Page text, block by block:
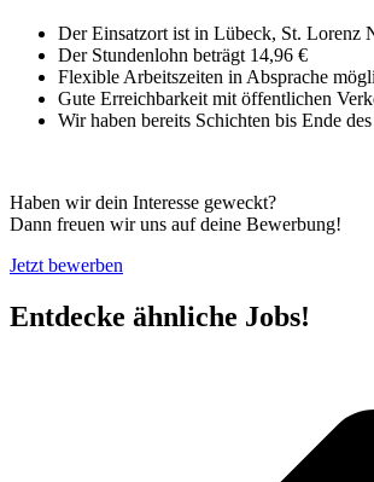
Der Einsatzort ist in Lübeck, St. Lorenz
Der Stundenlohn beträgt 14,96 €
Flexible Arbeitszeiten in Absprache
Gute Erreichbarkeit mit öffentlichen
Wir haben bereits Schichten bis Ende des
Haben wir dein Interesse geweckt?
Dann freuen wir uns auf deine Bewerbung!
Jetzt bewerben
Entdecke ähnliche Jobs!